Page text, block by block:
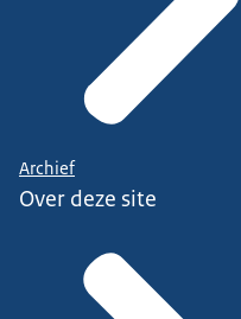
Archief
Over deze site